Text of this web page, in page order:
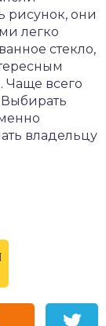
рисунок, они
легко
стекло,
Чаще всего
Выбирать
владельцу